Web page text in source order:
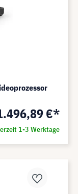
€*
1-3 Werktage